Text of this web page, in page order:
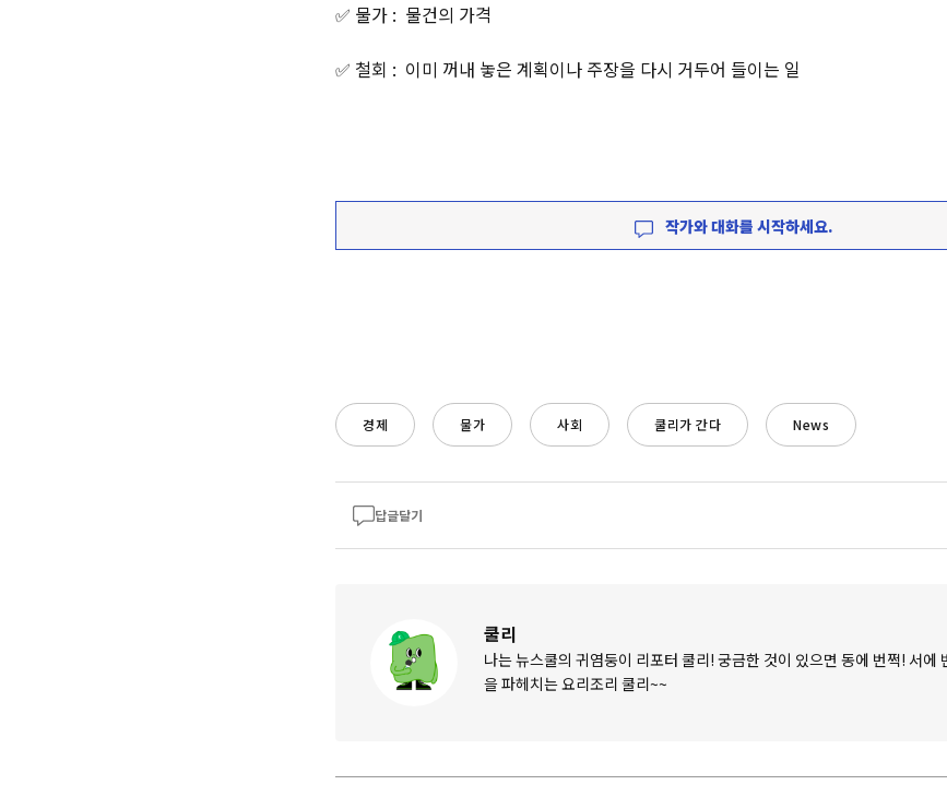
✅ 물가 : 물건의 가격
✅ 철회 : 이미 꺼내 놓은 계획이나 주장을 다시 거두어 들이는 일
작가와 대화를 시작하세요.
경제 물가 사회 쿨리가 간다 News
답글달기
쿨리
나는 뉴스쿨의 귀염둥이 리포터 쿨리! 궁금한 것이 있으면 동에 번쩍! 서에
을 파헤치는 요리조리 쿨리~~